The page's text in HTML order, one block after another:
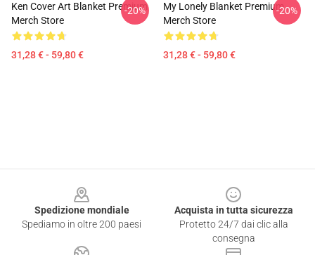
Ken Cover Art Blanket Premium
Merch Store
31,28 € - 59,80 €
-20%
My Lonely Blanket Premium
Merch Store
31,28 € - 59,80 €
-20%
Spedizione mondiale
Spediamo in oltre 200 paesi
Acquista in tutta sicurezza
Protetto 24/7 dai clic alla
consegna